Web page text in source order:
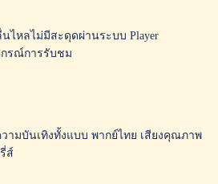
ไหลไม่มีสะดุดผ่านระบบ Player
รณ์การรับชม
ามบันเทิงทั้งแบบ พากย์ไทย เสียงคุณภาพ
ส์